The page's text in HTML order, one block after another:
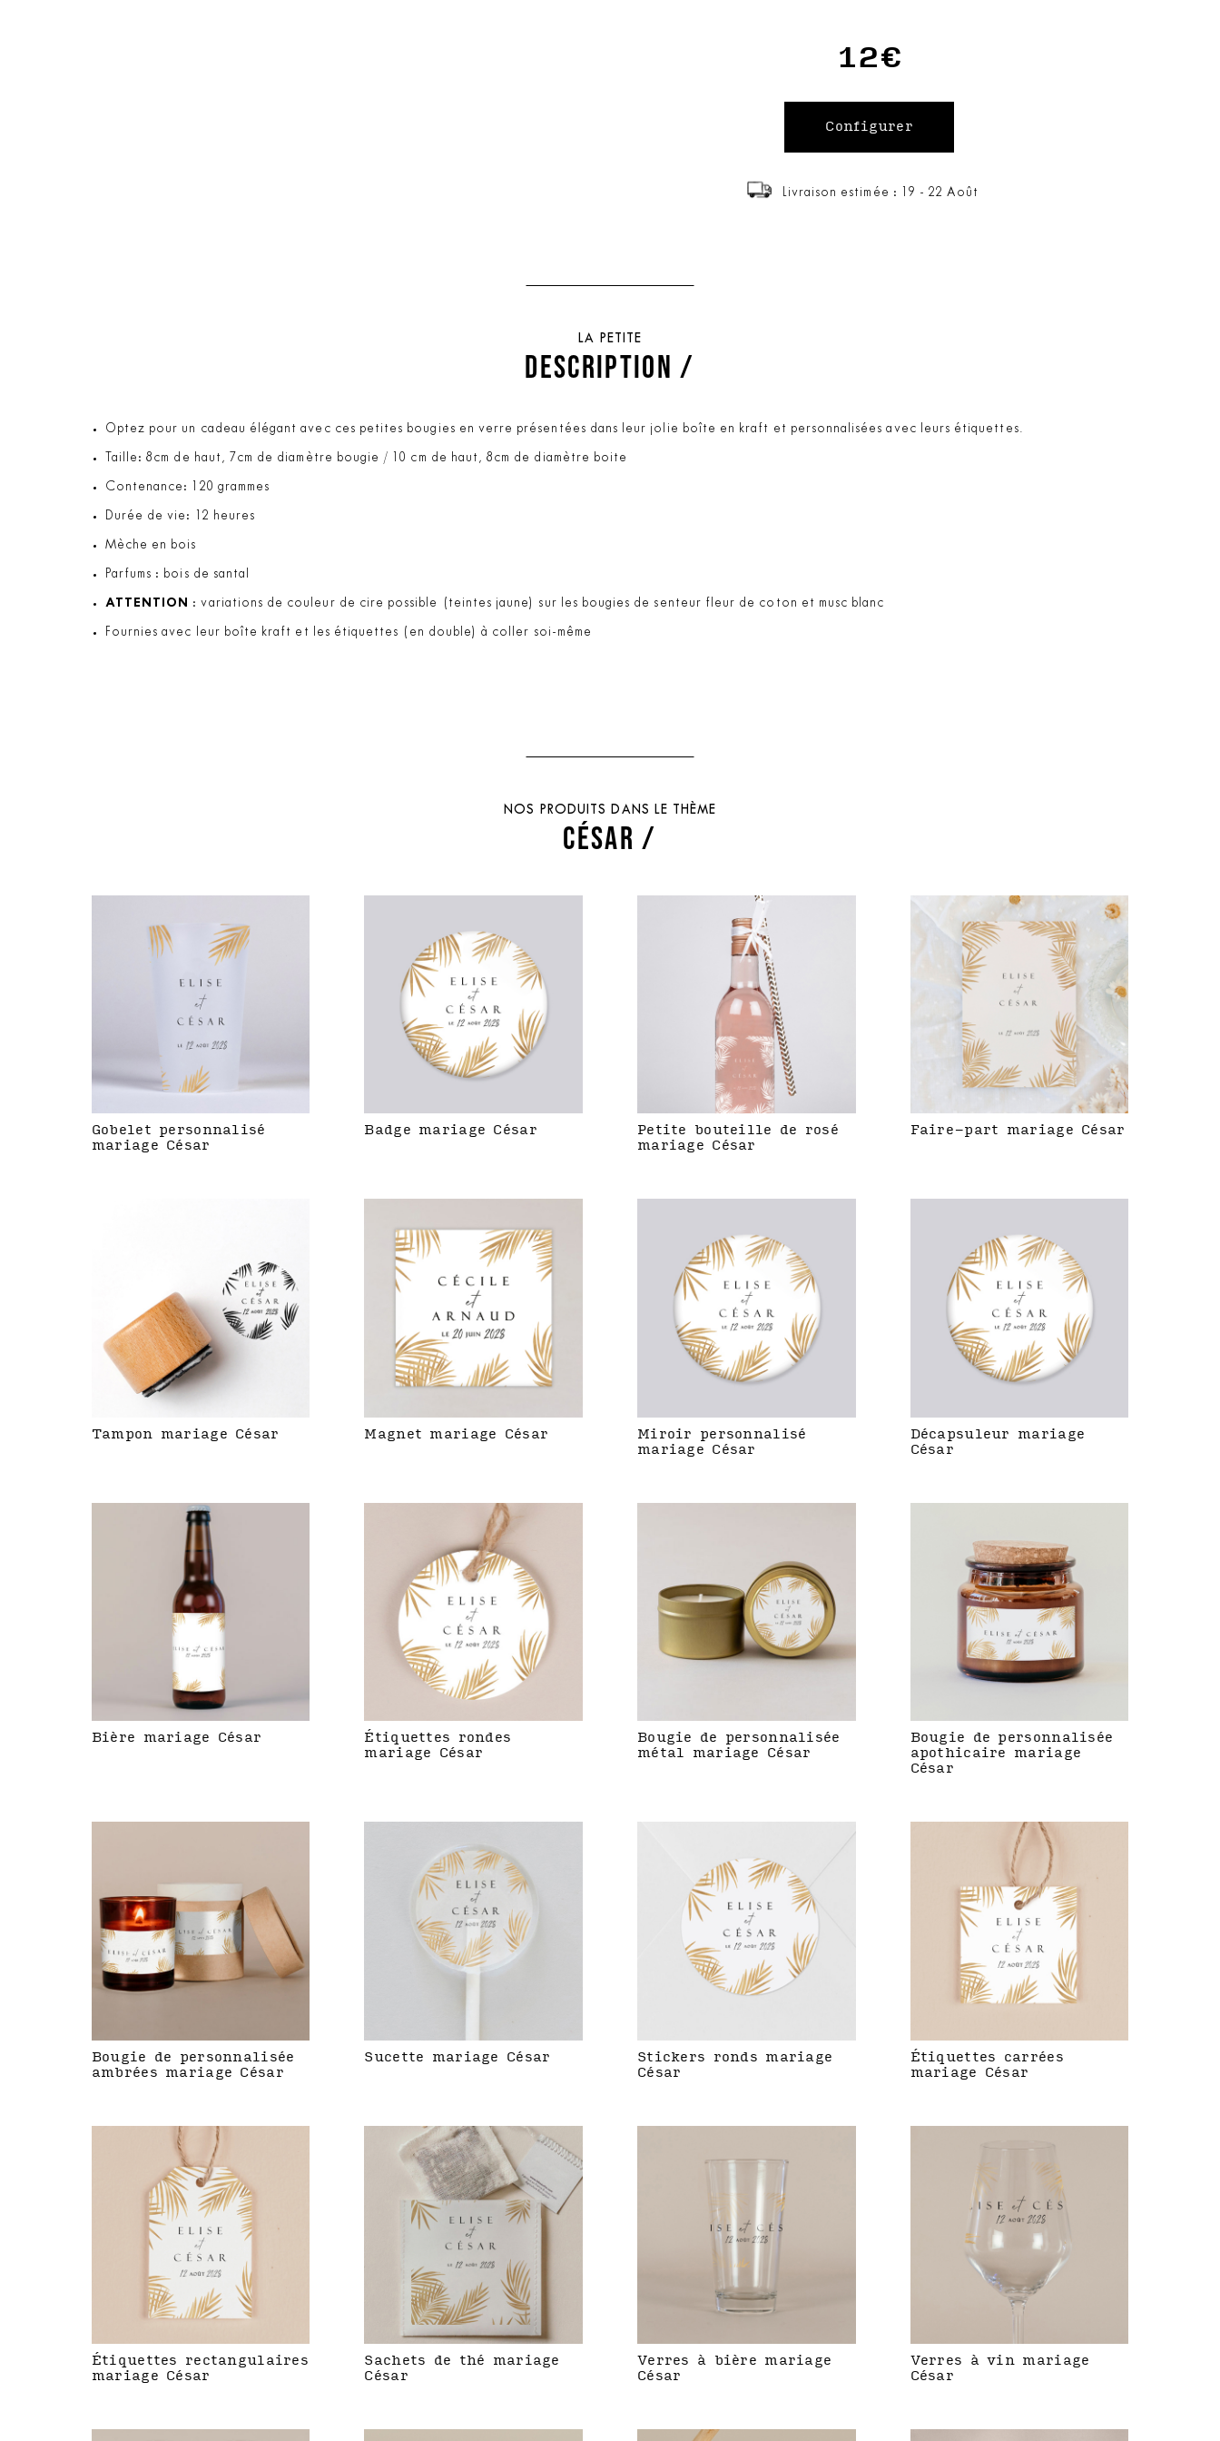
12€
Livraison estimée : 19 - 22 Août
LA PETITE
DESCRIPTION /
Optez pour un cadeau élégant avec ces petites bougies en verre présentées dans leur jolie boîte en kraft et personnalisées avec leurs étiquettes.
Taille: 8cm de haut, 7cm de diamètre bougie / 10 cm de haut, 8cm de diamètre boite
Contenance: 120 grammes
Durée de vie: 12 heures
Mèche en bois
Parfums : bois de santal
ATTENTION : variations de couleur de cire possible (teintes jaune) sur les bougies de senteur fleur de coton et musc blanc
Fournies avec leur boîte kraft et les étiquettes (en double) à coller soi-même
NOS PRODUITS DANS LE THÈME
CÉSAR /
Gobelet personnalisé
mariage César
Badge mariage César
Petite bouteille de rosé
mariage César
Faire-part mariage César
Tampon mariage César Magnet mariage César
Miroir personnalisé
mariage César
Décapsuleur mariage
César
Bière mariage César
Étiquettes rondes
mariage César
Bougie de personnalisée
métal mariage César
Bougie de personnalisée
apothicaire mariage
César
Bougie de personnalisée
ambrées mariage César
Sucette mariage César
Stickers ronds mariage
César
Étiquettes carrées
mariage César
Étiquettes rectangulaires
mariage César
Sachets de thé mariage
César
Verres à bière mariage
César
Verres à vin mariage
César